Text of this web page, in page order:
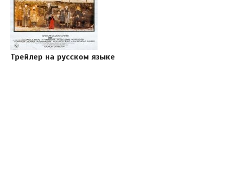
Трейлер на русском языке